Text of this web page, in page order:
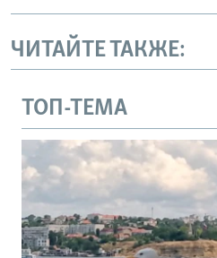
ЧИТАЙТЕ ТАКЖЕ:
ТОП-ТЕМА